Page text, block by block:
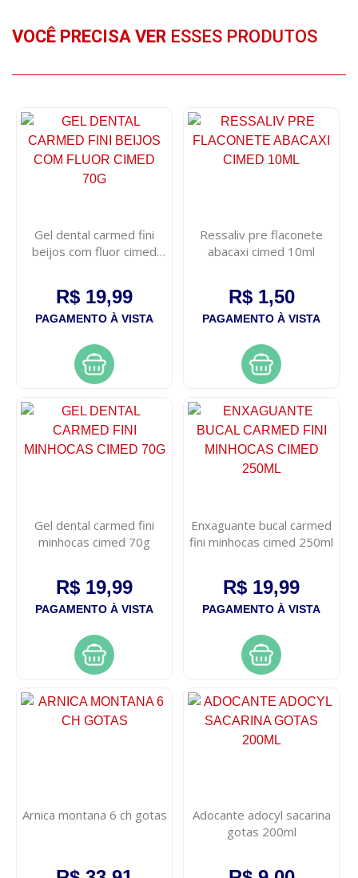
VOCÊ PRECISA VER ESSES PRODUTOS
Gel dental carmed fini
beijos com fluor cimed
R$ 19,99
PAGAMENTO À VISTA
Ressaliv pre flaconete
abacaxi cimed 10ml
R$ 1,50
PAGAMENTO À VISTA
Gel dental carmed fini
minhocas cimed 70g
R$ 19,99
PAGAMENTO À VISTA
Enxaguante bucal carmed
fini minhocas cimed 250ml
R$ 19,99
PAGAMENTO À VISTA
Arnica montana 6 ch gotas
Adocante adocyl sacarina
gotas 200ml